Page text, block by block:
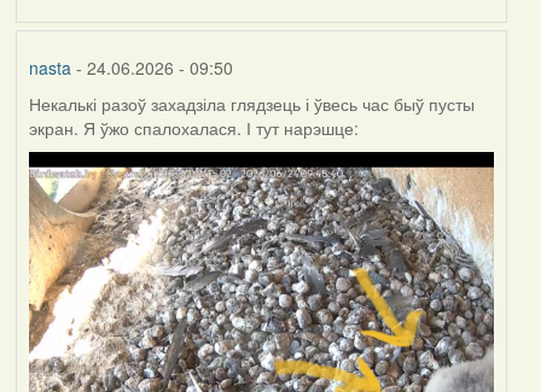
nasta- 24.06.2026 - 09:50
Некалькі разоў захадзіла глядзець і ўвесь час быў пусты
экран. Я ўжо спалохалася. І тут нарэшце: